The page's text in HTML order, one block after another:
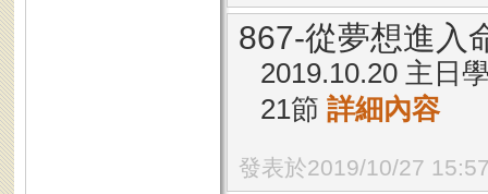
867-從夢想進入
2019.10.20 主日
21節 詳細內容
發表於2019/10/27